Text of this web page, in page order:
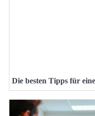
Die besten Tipps für